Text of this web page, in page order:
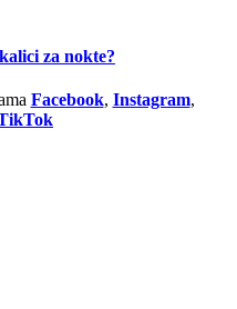
za nokte?
Facebook, Instagram,